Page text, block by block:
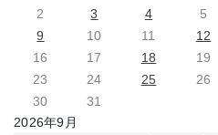
2
3 4 5
9
10 11 12
16
17 18 19
23
24 25 26
30
31
2026年9月